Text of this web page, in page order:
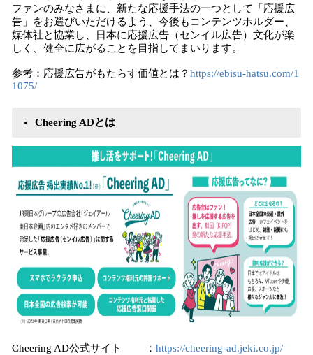
ファンのみなさまに、新たな応援手法の一つとして「応援広
告」をお選びいただけるよう、今後もコンテンツホルダー、
媒体社と協業し、日本に応援広告（センイル広告）文化が楽
しく、健全に広がることを目指してまいります。
参考：応援広告がもたらす価値とは？ https://ebisu-hatsu.com/1
1075/
Cheering ADとは
Cheering AD公式サイト ： https://cheering-ad.jeki.co.jp/